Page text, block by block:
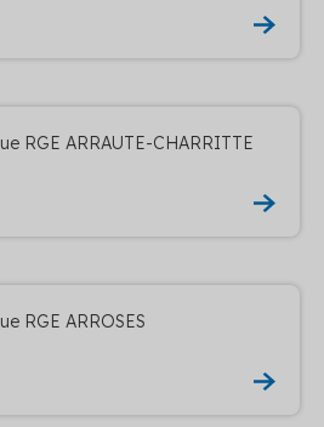
RGE ARRAUTE-CHARRITTE
RGE ARROSES